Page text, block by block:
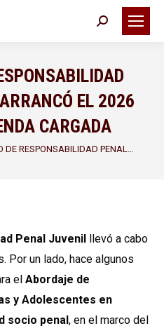
Buscar:
EL 2026
CARGADA
DE RESPONSABILIDAD PENAL…
Penal Juvenil llevó a cabo
Por un lado, hace algunos
el Abordaje de
y Adolescentes en
socio penal, en el marco del